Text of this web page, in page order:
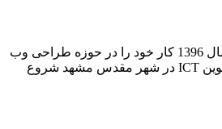
در سال 1396 کار خود را در حوزه طراحی وب
سایت و انجام پروژه های نوین ICT در شهر مقدس مشهد شروع